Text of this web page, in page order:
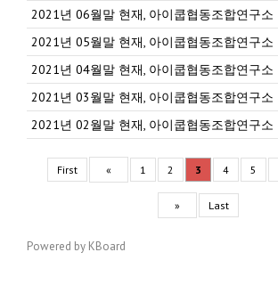
First « 1 2 3 4 5
» Last
Powered by KBoard